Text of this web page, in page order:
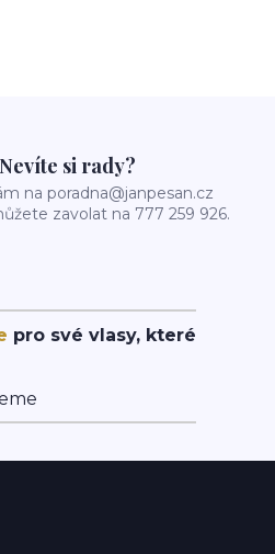
Nevíte si rady?
na poradna@janpesan.cz
zavolat na 777 259 926.
pro své vlasy, které